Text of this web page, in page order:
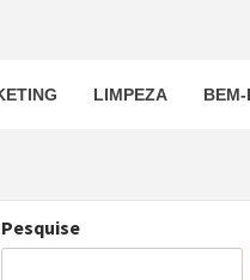
LIMPEZA BEM-
Pesquise